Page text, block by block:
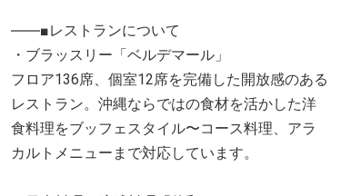
――■レストランについて
・ブラッスリー「ベルデマール」
フロア136席、個室12席を完備した開放感のある
レストラン。沖縄ならではの食材を活かした洋
食料理をブッフェスタイル〜コース料理、アラ
カルトメニューまで対応しています。